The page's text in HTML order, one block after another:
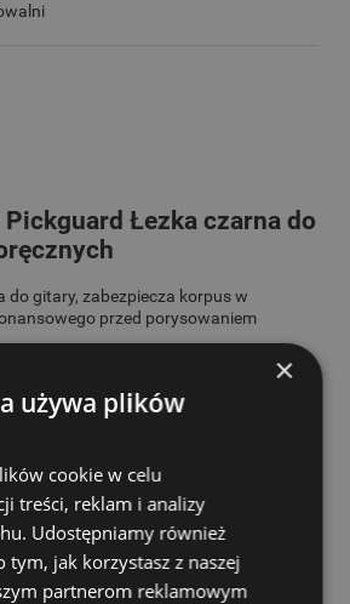
Łezka czarna do
do gitary, zabezpiecza korpus w
przed porysowaniem
gitar leworęcznych
KOSZTÓW PŁATNOŚCI
×
używa plików
cookie w celu
treści, reklam i analizy
Udostępniamy również
tym, jak korzystasz z naszej
partnerom reklamowym